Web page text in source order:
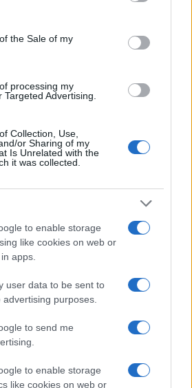
Google and its third-party tags to
specified purposes in below Google
the Sale of my
processing my
Advertising.
Collection, Use,
or Sharing of my
Is Unrelated with the
it was collected.
to enable storage
like cookies on web or
apps.
user data to be sent to
purposes.
to send me
to enable storage
like cookies on web or
Magyarhoni Zsidó